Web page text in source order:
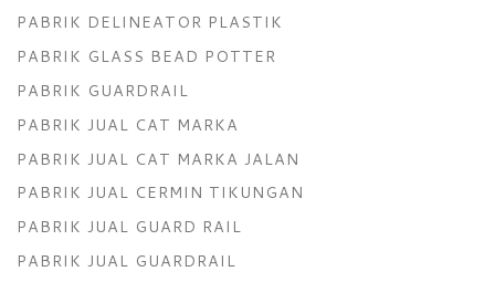
PABRIK DELINEATOR PLASTIK
PABRIK GLASS BEAD POTTER
PABRIK GUARDRAIL
PABRIK JUAL CAT MARKA
PABRIK JUAL CAT MARKA JALAN
PABRIK JUAL CERMIN TIKUNGAN
PABRIK JUAL GUARD RAIL
PABRIK JUAL GUARDRAIL